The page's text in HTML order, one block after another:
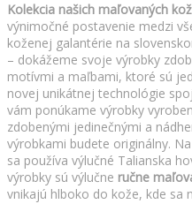
Kolekcia našich maľovaných
výnimočné postavenie medzi
koženej galantérie na
– dokážeme svoje výrobky
motívmi a maľbami, ktoré sú
novej unikátnej technológie
vám ponúkame výrobky
zdobenými jedinečnými a
výrobkami budete originálny. Na
sa používa výlučné Talianska
výrobky sú výlučne ručne
vnikajú hlboko do kože, kde sa